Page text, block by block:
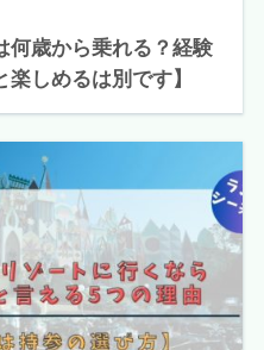
何歳から乗れる？経験
しめるは別です】